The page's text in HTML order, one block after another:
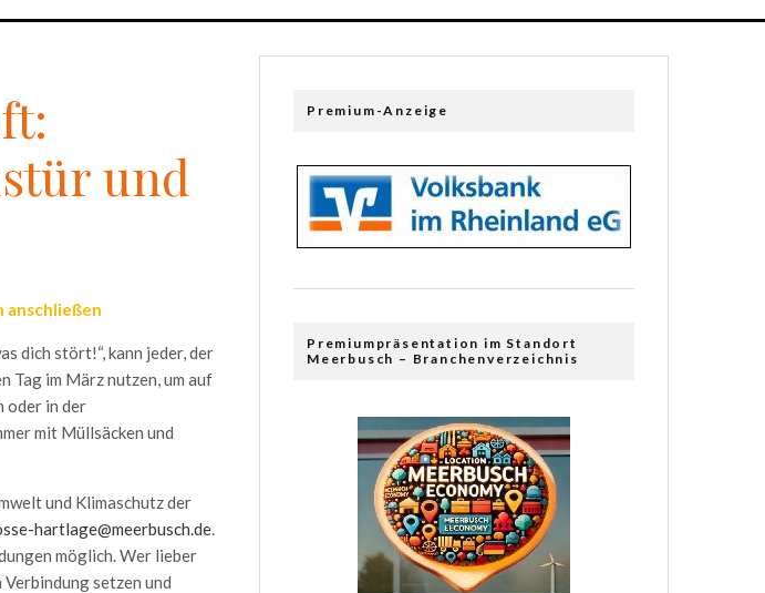
und
anschließen
dich stört!“, kann jeder, der
Tag im März nutzen, um auf
oder in der
mit Müllsäcken und
und Klimaschutz der
hartlage@meerbusch.de.
möglich. Wer lieber
setzen und
Premium-Anzeige
Premiumpräsentation im Standort
Meerbusch – Branchenverzeichnis